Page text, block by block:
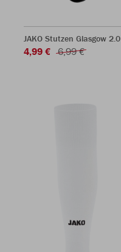
JAKO Stutzen Glasgow 2.0
4,99 € 6,99 €